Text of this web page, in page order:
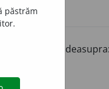
mîna pe deasupra:
păstrăm